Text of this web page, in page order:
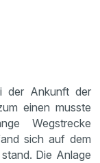
der Ankunft der
einen musste
Wegstrecke
sich auf dem
Die Anlage